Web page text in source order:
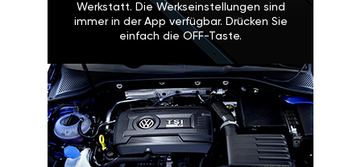
Werkstatt. Die Werkseinstellungen sind
immer in der App verfügbar. Drücken Sie
einfach die OFF-Taste.